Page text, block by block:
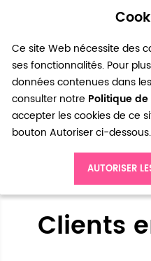
Ce site Web nécessite des
ses fonctionnalités. Pour
données contenues dans
consulter notre Politique
accepter les cookies de ce
bouton Autoriser ci-dessous.
AUTORISER
0
Clients